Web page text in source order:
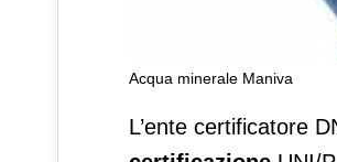
Acqua minerale Maniva
Maniva ottiene
L’ente certificatore